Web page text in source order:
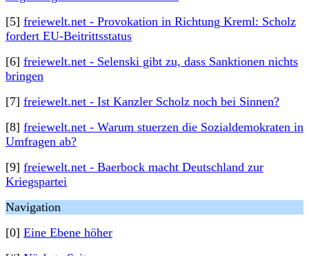
[5] freiewelt.net - Provokation in Richtung Kreml: Scholz
fordert EU-Beitrittsstatus
[6] freiewelt.net - Selenski gibt zu, dass Sanktionen nichts
bringen
[7] freiewelt.net - Ist Kanzler Scholz noch bei Sinnen?
[8] freiewelt.net - Warum stuerzen die Sozialdemokraten in
Umfragen ab?
[9] freiewelt.net - Baerbock macht Deutschland zur
Kriegspartei
Navigation
[0] Eine Ebene höher